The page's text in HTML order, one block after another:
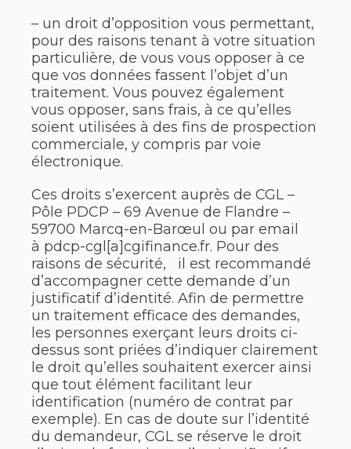
– un droit d’opposition vous permettant,
pour des raisons tenant à votre situation
particulière, de vous vous opposer à ce
que vos données fassent l’objet d’un
traitement. Vous pouvez également
vous opposer, sans frais, à ce qu’elles
soient utilisées à des fins de prospection
commerciale, y compris par voie
électronique.
Ces droits s’exercent auprès de CGL –
Pôle PDCP – 69 Avenue de Flandre –
59700 Marcq-en-Barœul ou par email
à pdcp-cgl[a]cgifinance.fr. Pour des
raisons de sécurité, il est recommandé
d’accompagner cette demande d’un
justificatif d’identité. Afin de permettre
un traitement efficace des demandes,
les personnes exerçant leurs droits ci-
dessus sont priées d’indiquer clairement
le droit qu’elles souhaitent exercer ainsi
que tout élément facilitant leur
identification (numéro de contrat par
exemple). En cas de doute sur l’identité
du demandeur, CGL se réserve le droit